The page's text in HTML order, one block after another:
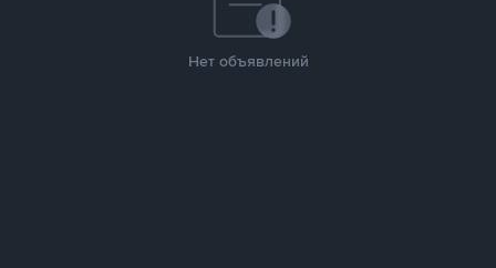
Нет объявлений